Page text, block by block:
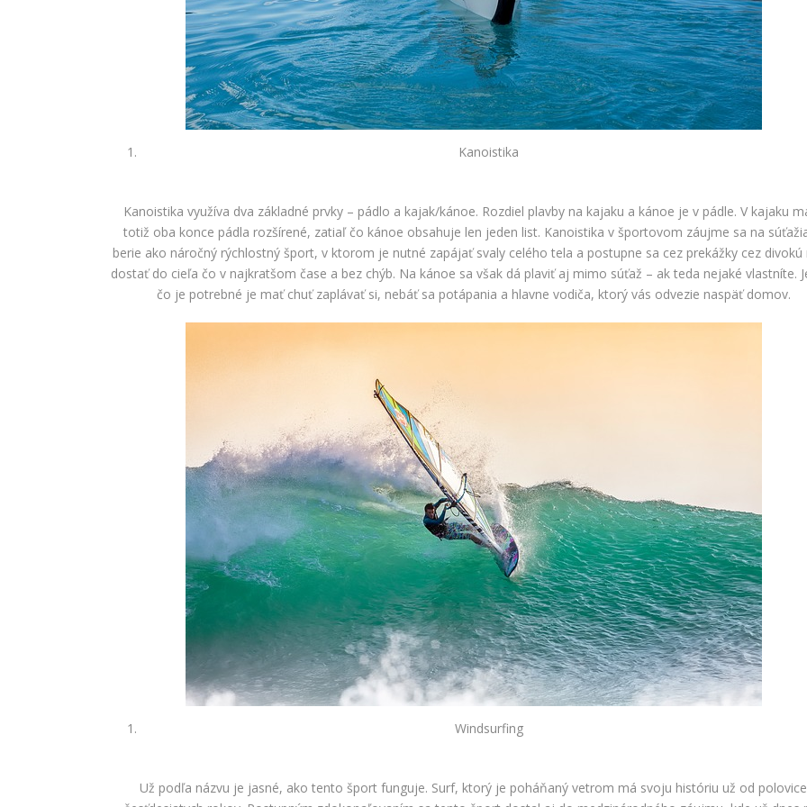
Kanoistika
Kanoistika využíva dva základné prvky – pádlo a kajak/kánoe. Rozdiel plavby na kajaku a kánoe je v pádle. V kajaku
totiž oba konce pádla rozšírené, zatiaľ čo kánoe obsahuje len jeden list. Kanoistika v športovom záujme sa na
berie ako náročný rýchlostný šport, v ktorom je nutné zapájať svaly celého tela a postupne sa cez prekážky cez divokú
dostať do cieľa čo v najkratšom čase a bez chýb. Na kánoe sa však dá plaviť aj mimo súťaž – ak teda nejaké vlastníte.
čo je potrebné je mať chuť zaplávať si, nebáť sa potápania a hlavne vodiča, ktorý vás odvezie naspäť domov.
Windsurfing
Už podľa názvu je jasné, ako tento šport funguje. Surf, ktorý je poháňaný vetrom má svoju históriu už od polovice